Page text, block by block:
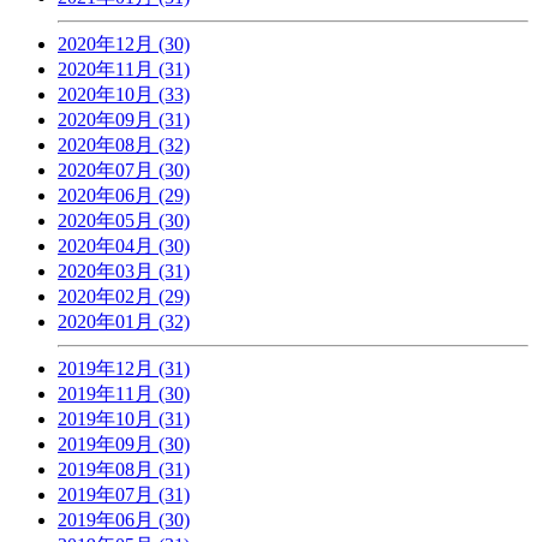
2020年12月 (30)
2020年11月 (31)
2020年10月 (33)
2020年09月 (31)
2020年08月 (32)
2020年07月 (30)
2020年06月 (29)
2020年05月 (30)
2020年04月 (30)
2020年03月 (31)
2020年02月 (29)
2020年01月 (32)
2019年12月 (31)
2019年11月 (30)
2019年10月 (31)
2019年09月 (30)
2019年08月 (31)
2019年07月 (31)
2019年06月 (30)